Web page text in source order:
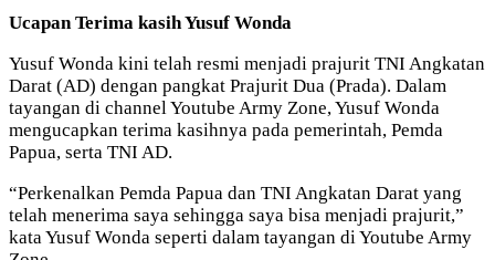
Ucapan Terima kasih Yusuf Wonda
Yusuf Wonda kini telah resmi menjadi prajurit TNI Angkatan
Darat (AD) dengan pangkat Prajurit Dua (Prada). Dalam
tayangan di channel Youtube Army Zone, Yusuf Wonda
mengucapkan terima kasihnya pada pemerintah, Pemda
Papua, serta TNI AD.
“Perkenalkan Pemda Papua dan TNI Angkatan Darat yang
telah menerima saya sehingga saya bisa menjadi prajurit,”
kata Yusuf Wonda seperti dalam tayangan di Youtube Army